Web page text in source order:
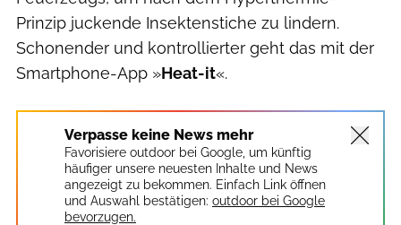
Prinzip juckende Insektenstiche zu lindern.
Schonender und kontrollierter geht das mit der
Smartphone-App »Heat-it«.
Verpasse keine News mehr
Favorisiere outdoor bei Google, um künftig
häufiger unsere neuesten Inhalte und News
angezeigt zu bekommen. Einfach Link öffnen
und Auswahl bestätigen: outdoor bei Google
bevorzugen.